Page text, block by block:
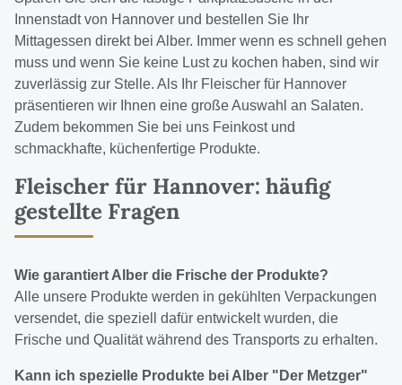
Innenstadt von Hannover und bestellen Sie Ihr
Mittagessen direkt bei Alber. Immer wenn es schnell gehen
muss und wenn Sie keine Lust zu kochen haben, sind wir
zuverlässig zur Stelle. Als Ihr Fleischer für Hannover
präsentieren wir Ihnen eine große Auswahl an Salaten.
Zudem bekommen Sie bei uns Feinkost und
schmackhafte, küchenfertige Produkte.
Fleischer für Hannover: häufig
gestellte Fragen
Wie garantiert Alber die Frische der Produkte?
Alle unsere Produkte werden in gekühlten Verpackungen
versendet, die speziell dafür entwickelt wurden, die
Frische und Qualität während des Transports zu erhalten.
Kann ich spezielle Produkte bei Alber "Der Metzger"